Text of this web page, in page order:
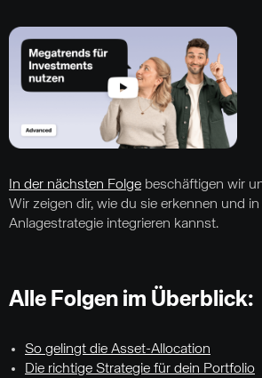
In der nächsten Folge beschäftigen wir
Wir zeigen dir, wie du sie erkennen und in
Anlagestrategie integrieren kannst.
Alle Folgen im Überblick:
So gelingt die Asset-Allocation
Die richtige Strategie für dein Portfolio